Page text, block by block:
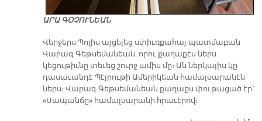
ԱՐԱ ԳՕՉՈՒՆԵԱՆ
Վերջերս Պոլիս այցելեց սփիւռքահայ պատմաբան
Վարագ Գեթսեմանեան, որու քաղաքէս ներս
կեցութիւնը տեւեց շուրջ ամիս մը։ Ան ներկայիս կը
դասաւանդէ Պէյրութի Ամերիկեան համալսարանէն
ներս։ Վարագ Գեթսեմանեան քաղաքս փութացած էր՝
«Սապանճը» համալսարանի հրաւէրով։